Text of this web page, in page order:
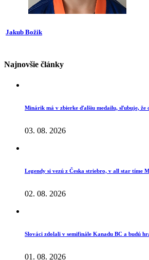
Jakub Božik
Najnovšie články
Minárik má v zbierke ďalšiu medailu, sľubuje, že
03. 08. 2026
Legendy si vezú z Česka striebro, v all star tíme
02. 08. 2026
Slováci zdolali v semifinále Kanadu BC a budú
01. 08. 2026